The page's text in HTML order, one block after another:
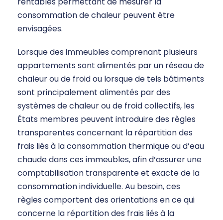
consommation de chaleur peuvent être
envisagées.
Lorsque des immeubles comprenant plusieurs
appartements sont alimentés par un réseau de
chaleur ou de froid ou lorsque de tels bâtiments
sont principalement alimentés par des
systèmes de chaleur ou de froid collectifs, les
États membres peuvent introduire des règles
transparentes concernant la répartition des
frais liés à la consommation thermique ou d’eau
chaude dans ces immeubles, afin d’assurer une
comptabilisation transparente et exacte de la
consommation individuelle. Au besoin, ces
règles comportent des orientations en ce qui
concerne la répartition des frais liés à la